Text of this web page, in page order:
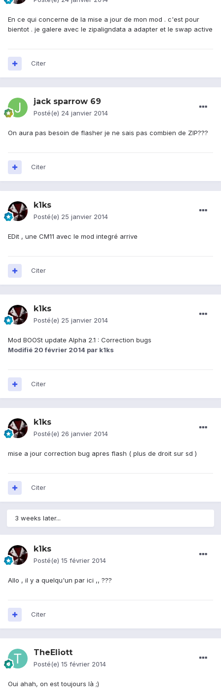
En ce qui concerne de la mise a jour de mon mod . c'est pour
bientot . je galere avec le zipaligndata a adapter et le swap active
Citer
jack sparrow 69
Posté(e) 24 janvier 2014
On aura pas besoin de flasher je ne sais pas combien de ZIP???
Citer
k1ks
Posté(e) 25 janvier 2014
EDit , une CM11 avec le mod integré arrive
Citer
k1ks
Posté(e) 25 janvier 2014
Mod BOOSt update Alpha 2.1 : Correction bugs
Modifié 20 février 2014 par k1ks
Citer
k1ks
Posté(e) 26 janvier 2014
mise a jour correction bug apres flash ( plus de droit sur sd )
Citer
3 weeks later...
k1ks
Posté(e) 15 février 2014
Allo , il y a quelqu'un par ici ,, ???
Citer
TheEliott
Posté(e) 15 février 2014
Oui ahah, on est toujours là ;)